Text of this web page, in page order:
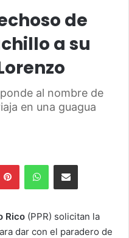
de
a su
al nombre de
en una guagua
PinterestWhatsAppShare via Email
Rico (PPR) solicitan la
dar con el paradero de